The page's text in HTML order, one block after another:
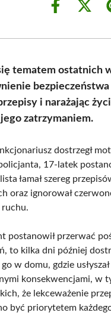
Share
Share
tematem ostatnich
bezpieczeństwa
i narażając
jego zatrzymaniem.
dostrzegł
17-latek
łamał szereg
oraz ignorował
ruchu.
przerwać
to kilka dni później
w domu, gdzie
konsekwencjami, w
że lekceważenie
być priorytetem